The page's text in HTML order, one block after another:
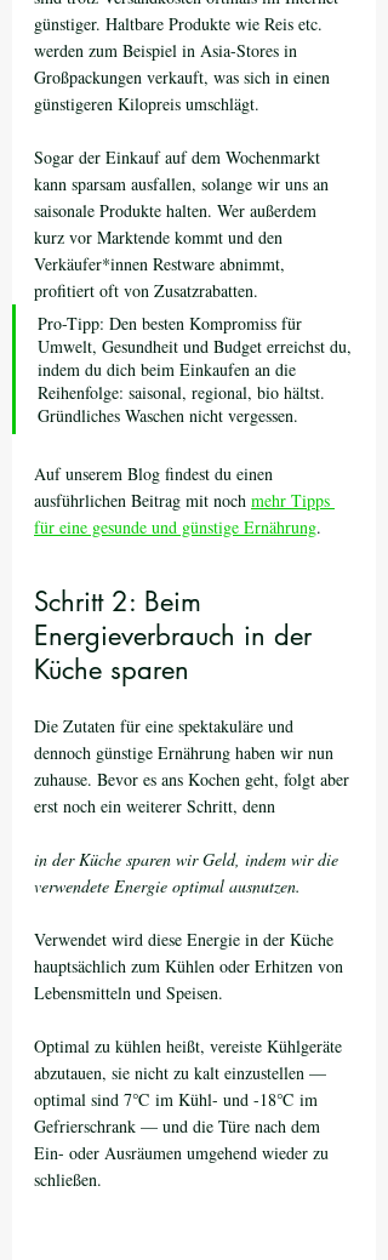
günstiger. Haltbare Produkte wie Reis etc.
werden zum Beispiel in Asia-Stores in
Großpackungen verkauft, was sich in einen
günstigeren Kilopreis umschlägt.
Sogar der Einkauf auf dem Wochenmarkt
kann sparsam ausfallen, solange wir uns an
saisonale Produkte halten. Wer außerdem
kurz vor Marktende kommt und den
Verkäufer*innen Restware abnimmt,
profitiert oft von Zusatzrabatten.
Pro-Tipp: Den besten Kompromiss für
Umwelt, Gesundheit und Budget erreichst du,
indem du dich beim Einkaufen an die
Reihenfolge: saisonal, regional, bio hältst.
Gründliches Waschen nicht vergessen.
Auf unserem Blog findest du einen
ausführlichen Beitrag mit noch mehr Tipps
für eine gesunde und günstige Ernährung.
Schritt 2: Beim
Energieverbrauch in der
Küche sparen
Die Zutaten für eine spektakuläre und
dennoch günstige Ernährung haben wir nun
zuhause. Bevor es ans Kochen geht, folgt aber
erst noch ein weiterer Schritt, denn
in der Küche sparen wir Geld, indem wir die
verwendete Energie optimal ausnutzen.
Verwendet wird diese Energie in der Küche
hauptsächlich zum Kühlen oder Erhitzen von
Lebensmitteln und Speisen.
Optimal zu kühlen heißt, vereiste Kühlgeräte
abzutauen, sie nicht zu kalt einzustellen —
optimal sind 7℃ im Kühl- und -18℃ im
Gefrierschrank — und die Türe nach dem
Ein- oder Ausräumen umgehend wieder zu
schließen.